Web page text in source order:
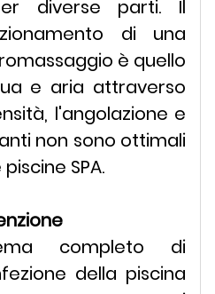
diverse parti. Il
di una
è quello
e aria attraverso
l'angolazione e
non sono ottimali
SPA.
completo di
della piscina